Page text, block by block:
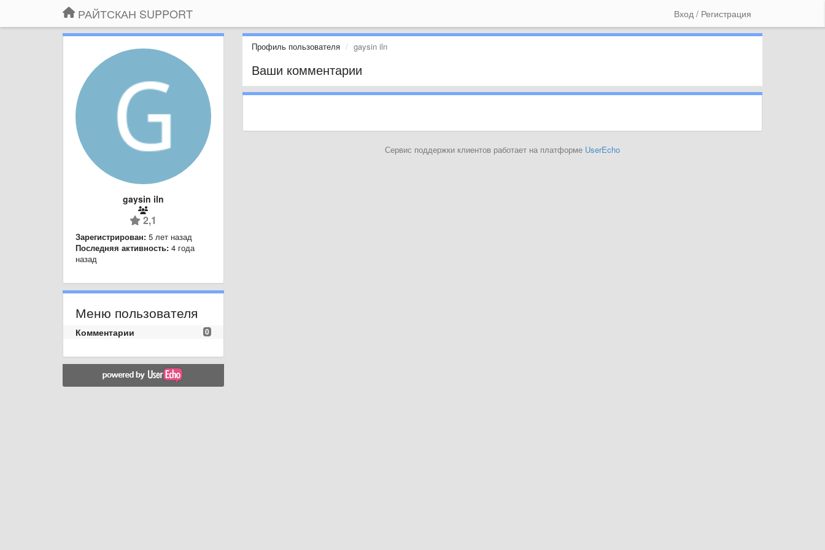
РАЙТСКАН SUPPORT Вход / Регистрация
gaysin iln
2,1
Зарегистрирован: 5 лет назад
Последняя активность: 4 года
назад
Меню пользователя
0
Комментарии
Профиль пользователя gaysin iln
Ваши комментарии
Сервис поддержки клиентов работает на платформе UserEcho